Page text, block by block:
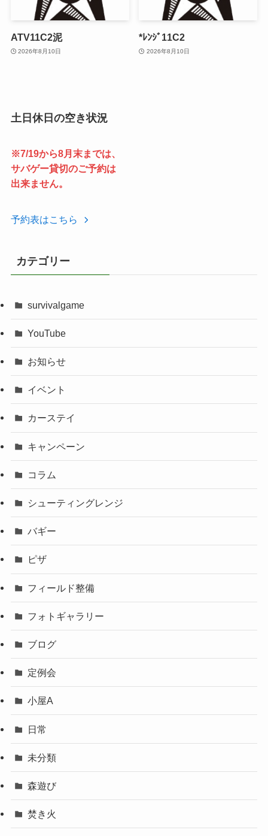
ATV11C2泥
2026年8月10日
*ﾚﾝｼﾞ11C2
2026年8月10日
土日休日の空き状況
※7/19から8月末までは、
サバゲー貸切のご予約は
出来ません。
予約表はこちら
カテゴリー
survivalgame
YouTube
お知らせ
イベント
カーステイ
キャンペーン
コラム
シューティングレンジ
バギー
ピザ
フィールド整備
フォトギャラリー
ブログ
定例会
小屋A
日常
未分類
森遊び
焚き火